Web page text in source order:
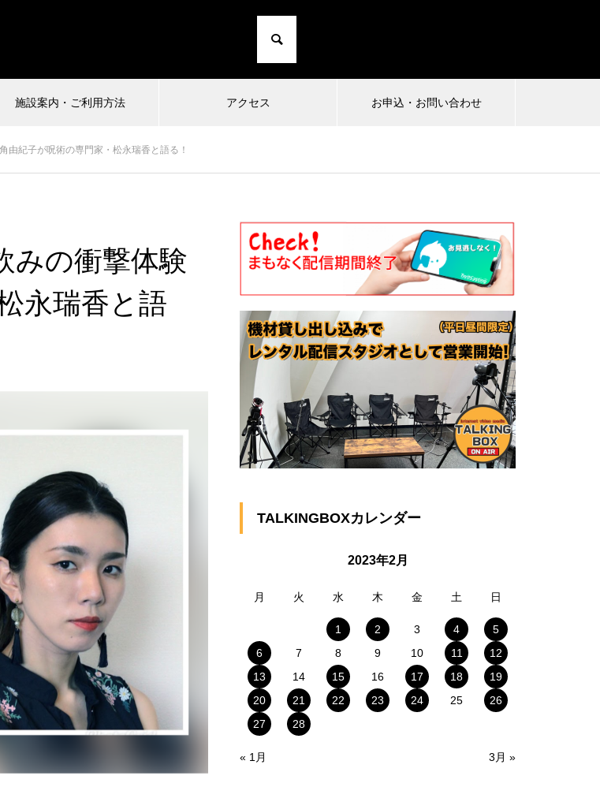
施設案内・ご利用方法 アクセス お申込・お問い合わせ
受付中
決
馬王〜酒と馬と鮨と女〜vol.21
小日向由衣の七転び八起き 20〜た
にこひ家〜
由紀子が呪術の専門家・松永瑞香と語る！
みの衝撃体験
永瑞香と語
TALKINGBOXカレンダー
2023年2月
月 火 水 木 金 土 日
1 2 3 4
5
6
7 8 9 10 11
12
13
14 15 16 17 18
19
20
21 22 23 24 25
26
27
28
« 1月 3月 »